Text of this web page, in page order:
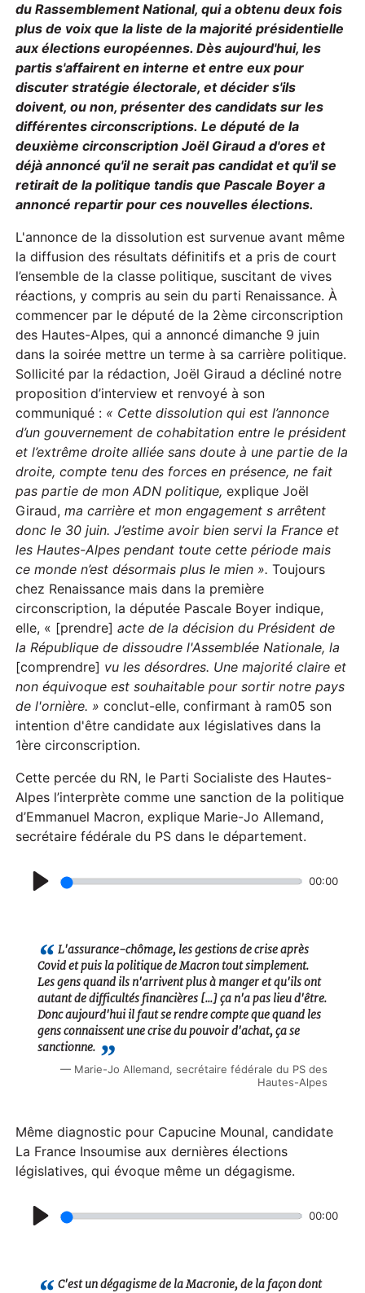
du Rassemblement National, qui a obtenu deux fois
plus de voix que la liste de la majorité présidentielle
aux élections européennes. Dès aujourd'hui, les
partis s'affairenten interne et entre euxpour
discuter stratégie électorale, et décider s'ils
doivent, ou non, présenter des candidats sur les
différentes circonscriptions. Le député de la
deuxième circonscription Joël Giraud a d'ores et
déjà annoncé qu'il ne serait pas candidat et qu'il se
retirait de la politique tandis que Pascale Boyer a
annoncé repartir pour ces nouvelles élections.
L'annonce de la dissolution est survenue avant même
la diffusion des résultats définitifs et a pris de court
l’ensemble de la classe politique, suscitant de vives
réactions, y compris au sein du parti Renaissance. À
commencer par le député de la 2ème circonscription
des Hautes-Alpes, qui a annoncé dimanche 9 juin
dans la soirée mettre un terme à sa carrière politique.
Sollicité par la rédaction, Joël Giraud a décliné notre
proposition d’interview et renvoyé à son
communiqué : « Cette dissolution qui est l’annonce
d’un gouvernement de cohabitation entre le président
et l’extrême droite alliée sans doute à une partie de la
droite, compte tenu des forces en présence, ne fait
pas partie de monADN politique, explique Joël
Giraud,ma carrière et mon engagement s arrêtent
donc le 30 juin. J’estime avoir bien servi la France et
les Hautes-Alpes pendant toute cette période mais
ce monde n’est désormais plus le mien ».Toujours
chez Renaissance mais dans la première
circonscription, la députée Pascale Boyer indique,
elle, « [prendre]acte de la décision du Président de
la République de dissoudre l'Assemblée Nationale, la
[comprendre] vu les désordres. Une majorité claire et
non équivoque est souhaitable pour sortir notre pays
de l'ornière. »conclut-elle, confirmant à ram05 son
intention d'être candidate aux législatives dans la
1ère circonscription.
Cette percée du RN, le Parti Socialiste des Hautes-
Alpes l’interprète comme une sanction de la politique
d’Emmanuel Macron, explique Marie-Jo Allemand,
secrétaire fédérale du PS dans le département.
a
y
00:00
L'assurance-chômage, les gestions de crise après
Covid et puis la politique de Macron tout simplement.
Les gens quand ils n'arrivent plus à manger et qu'ils ont
autant de difficultés financières [...] ça n'a pas lieu d'être.
Donc aujourd'hui il faut se rendre compte que quand les
gens connaissent une crise du pouvoir d'achat, ça se
sanctionne.
Marie-Jo Allemand, secrétaire fédérale du PS des
Hautes-Alpes
Même diagnostic pour Capucine Mounal, candidate
La France Insoumise aux dernières élections
législatives, qui évoque même un dégagisme.
a
00:00
C'est un dégagisme de la Macronie, de la façon dont